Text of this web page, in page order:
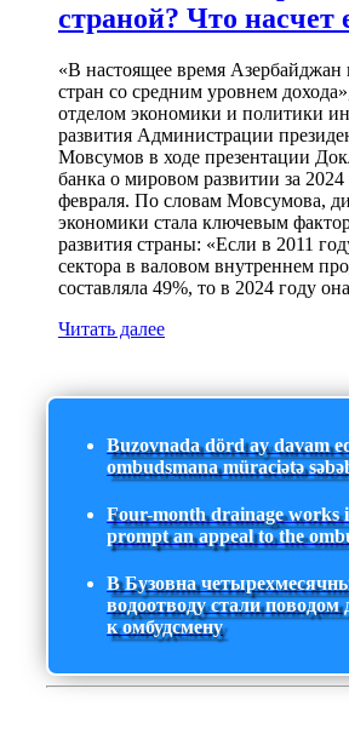
страной? Что насчет
«В настоящее время Азербайджан
стран со средним уровнем
отделом экономики и политики
развития Администрации
Мовсумов в ходе презентации
банка о мировом развитии за
февраля. По словам Мовсумова,
экономики стала ключевым
развития страны: «Если в 2011
сектора в валовом внутреннем
составляла 49%, то в 2024 году
Читать далее
Buzovnada dörd ay davam
ombudsmana müraciətə
Four-month drainage works
prompt an appeal to the
В Бузовна
водоотводу стали
к омбудсмену